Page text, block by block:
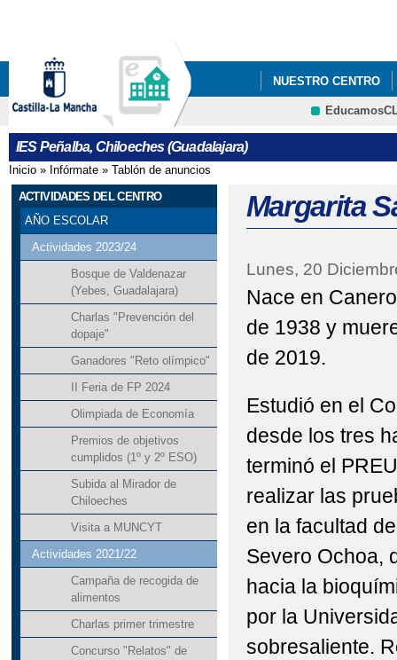
NUESTRO CENTRO
AULAS POR LA
IES Peñalba, Chiloeches (Guadalajara)
Se encuentra usted aquí
Inicio » Infórmate » Tablón de anuncios
ACTIVIDADES DEL CENTRO
AÑO ESCOLAR
Actividades 2023/24
Bosque de Valdenazar
(Yebes, Guadalajara)
Charlas "Prevención del
dopaje"
Ganadores "Reto olímpico"
II Feria de FP 2024
Olimpiada de Economía
Premios de objetivos
cumplidos (1º y 2º ESO)
Subida al Mirador de
Chiloeches
Visita a MUNCYT
Actividades 2021/22
Campaña de recogida de
alimentos
Charlas primer trimestre
Concurso "Relatos" de
Margarita
Lunes, 20
Nace en
de 1938 y
de 2019.
Estudió en el
desde los tres
terminó el
realizar las
en la facultad
Severo Ochoa,
hacia la
por la
sobresaliente.